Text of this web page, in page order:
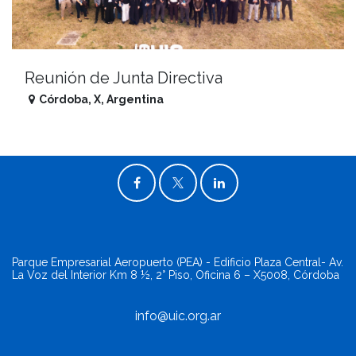
Reunión de Junta Directiva
Córdoba, X, Argentina
Parque Empresarial Aeropuerto (PEA) - Edificio Plaza Central- Av.
La Voz del Interior Km 8 ½, 2° Piso, Oficina 6 – X5008, Córdoba
info@uic.org.ar